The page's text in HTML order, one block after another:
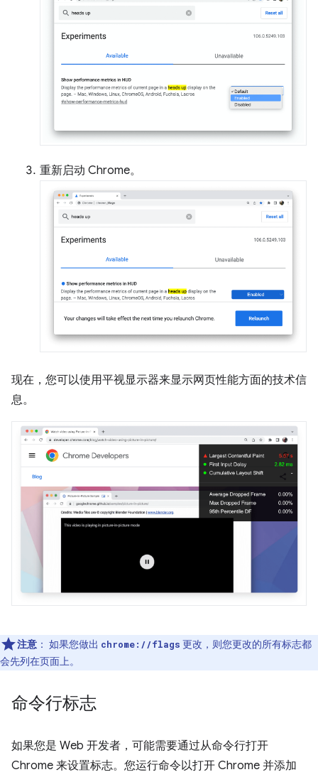
重新启动 Chrome。
现在，您可以使用平视显示器来显示网页性能方面的技术信
息。
注意 ： 如果您做出 chrome://flags 更改，则您更改的所有标志都
会先列在页面上。
命令行标志
如果您是 Web 开发者，可能需要通过从命令行打开
Chrome 来设置标志。您运行命令以打开 Chrome 并添加